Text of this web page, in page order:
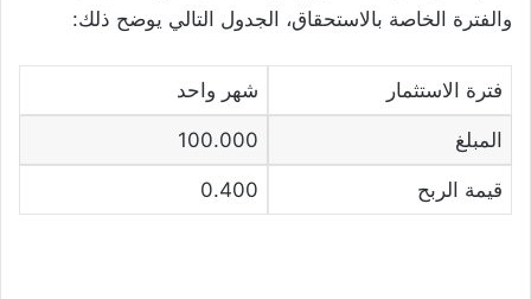
والفترة الخاصة بالاستحقاق، الجدول التالي يوضح ذلك:
فترة الاستثمار شهر واحد
المبلغ 100.000
قيمة الربح 0.400